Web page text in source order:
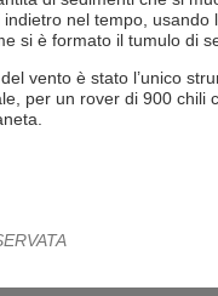
nel tempo,
si è formato il tumulo di
vento è stato l’unico
per un rover di 900 chili